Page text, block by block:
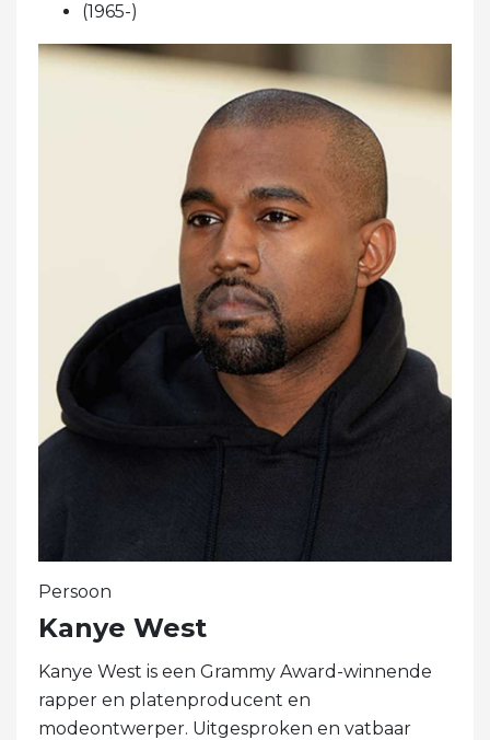
(1965-)
Persoon
Kanye West
Kanye West is een Grammy Award-winnende
rapper en platenproducent en
modeontwerper. Uitgesproken en vatbaar